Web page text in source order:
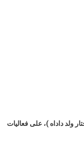
ولد داداه )، على فعاليات